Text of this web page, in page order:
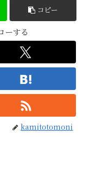
コピー
する
kamitotomoni